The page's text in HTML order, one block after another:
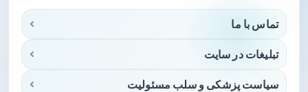
تماس با ما
تبلیغات در سایت
سیاست پزشکی و سلب مسئولیت